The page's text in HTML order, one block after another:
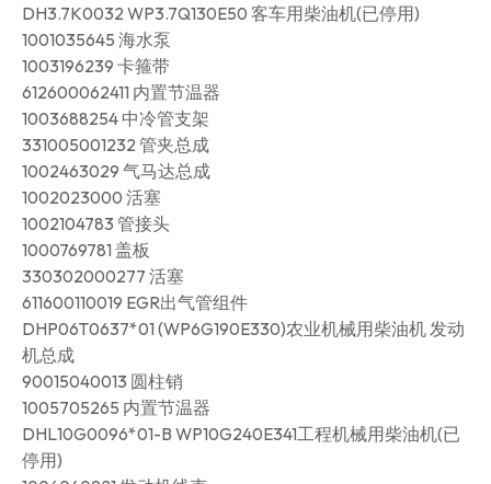
DH3.7K0032 WP3.7Q130E50 客车用柴油机(已停用)
1001035645 海水泵
1003196239 卡箍带
612600062411 内置节温器
1003688254 中冷管支架
331005001232 管夹总成
1002463029 气马达总成
1002023000 活塞
1002104783 管接头
1000769781 盖板
330302000277 活塞
611600110019 EGR出气管组件
DHP06T0637*01 (WP6G190E330)农业机械用柴油机 发动
机总成
90015040013 圆柱销
1005705265 内置节温器
DHL10G0096*01-B WP10G240E341工程机械用柴油机(已
停用)